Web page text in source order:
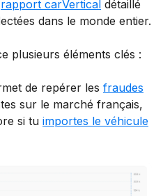
rapport carVertical détaillé
dans le monde entier.
plusieurs éléments clés :
de repérer les fraudes
sur le marché français,
si tu importes le véhicule